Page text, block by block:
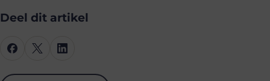
Deel dit artikel